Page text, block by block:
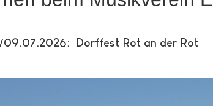
: Dorffest Rot an der Rot